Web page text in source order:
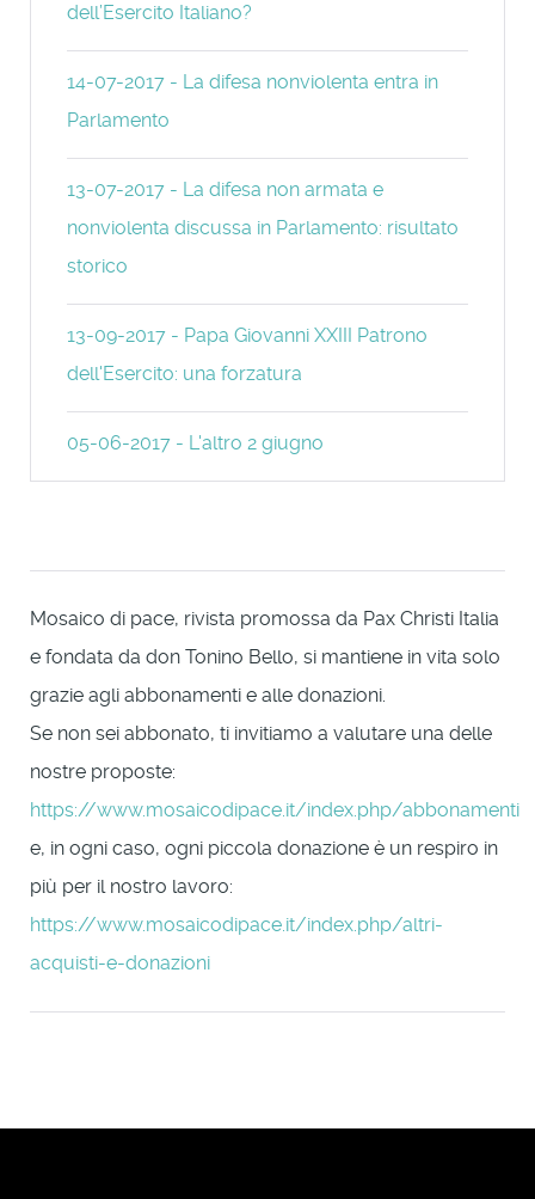
dell’Esercito Italiano?
14-07-2017 - La difesa nonviolenta entra in
Parlamento
13-07-2017 - La difesa non armata e
nonviolenta discussa in Parlamento: risultato
storico
13-09-2017 - Papa Giovanni XXIII Patrono
dell'Esercito: una forzatura
05-06-2017 - L'altro 2 giugno
Mosaico di pace, rivista promossa da Pax Christi Italia
e fondata da don Tonino Bello, si mantiene in vita solo
grazie agli abbonamenti e alle donazioni.
Se non sei abbonato, ti invitiamo a valutare una delle
nostre proposte:
https://www.mosaicodipace.it/index.php/abbonamenti
e, in ogni caso, ogni piccola donazione è un respiro in
più per il nostro lavoro:
https://www.mosaicodipace.it/index.php/altri-
acquisti-e-donazioni